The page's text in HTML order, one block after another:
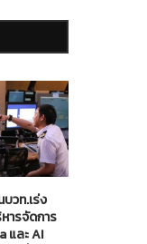
วท.เร่ง
ารจัดการ
และ AI